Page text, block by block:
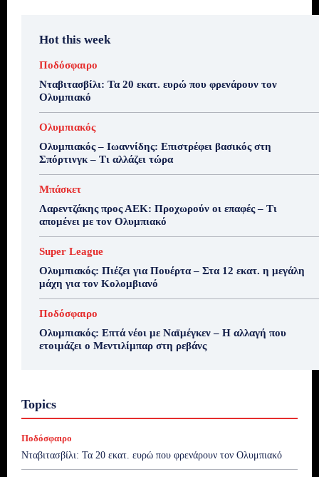
Hot this week
Ποδόσφαιρο
Νταβιτασβίλι: Τα 20 εκατ. ευρώ που φρενάρουν τον
Ολυμπιακό
Ολυμπιακός
Ολυμπιακός – Ιωαννίδης: Επιστρέφει βασικός στη
Σπόρτινγκ – Τι αλλάζει τώρα
Μπάσκετ
Λαρεντζάκης προς ΑΕΚ: Προχωρούν οι επαφές – Τι
απομένει με τον Ολυμπιακό
Super League
Ολυμπιακός: Πιέζει για Πουέρτα – Στα 12 εκατ. η μεγάλη
μάχη για τον Κολομβιανό
Ποδόσφαιρο
Ολυμπιακός: Επτά νέοι με Ναϊμέγκεν – Η αλλαγή που
ετοιμάζει ο Μεντιλίμπαρ στη ρεβάνς
Topics
Ποδόσφαιρο
Νταβιτασβίλι: Τα 20 εκατ. ευρώ που φρενάρουν τον Ολυμπιακό